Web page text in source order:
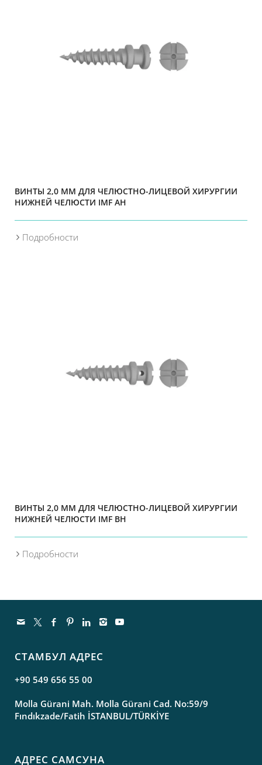
ВИНТЫ 2,0 ММ ДЛЯ ЧЕЛЮСТНО-ЛИЦЕВОЙ ХИРУРГИИ
НИЖНЕЙ ЧЕЛЮСТИ IMF AH
Подробности
ВИНТЫ 2,0 ММ ДЛЯ ЧЕЛЮСТНО-ЛИЦЕВОЙ ХИРУРГИИ
НИЖНЕЙ ЧЕЛЮСТИ IMF BH
Подробности
СТАМБУЛ АДРЕС
+90 549 656 55 00
Molla Gürani Mah. Molla Gürani Cad. No:59/9
Fındıkzade/Fatih İSTANBUL/TÜRKİYE
АДРЕС САМСУНА